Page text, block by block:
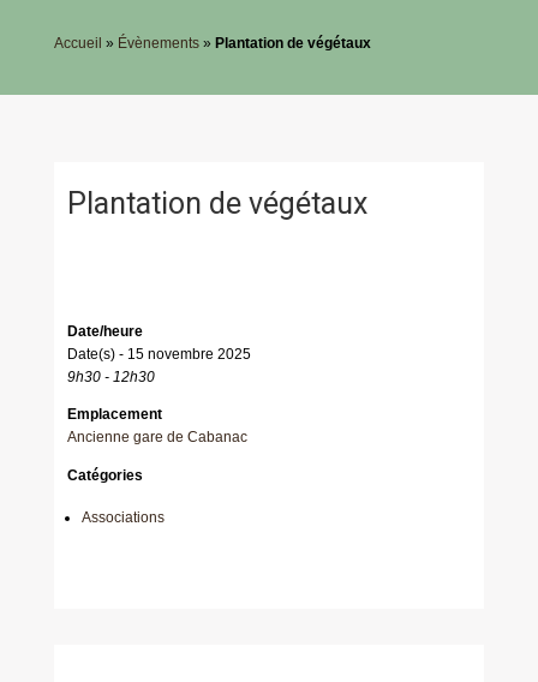
Accueil » Évènements» Plantation de végétaux
Plantation de végétaux
Date/heure
Date(s) - 15 novembre 2025
9h30 - 12h30
Emplacement
Ancienne gare de Cabanac
Catégories
Associations